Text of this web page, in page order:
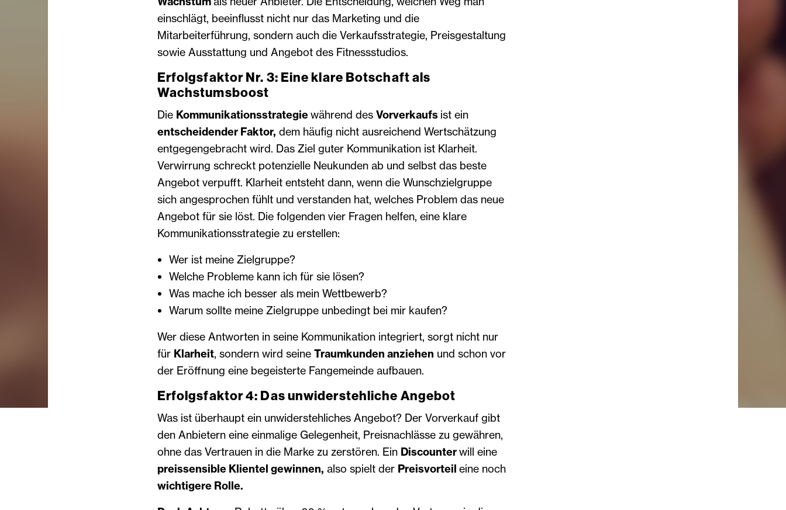
einschlägt, beeinflusst nicht nur das Marketing und die
Mitarbeiterführung, sondern auch die Verkaufsstrategie, Preisgestaltung
sowie Ausstattung und Angebot des Fitnessstudios.
Erfolgsfaktor Nr. 3: Eine klare Botschaft als
Wachstumsboost
Die Kommunikationsstrategiewährend des Vorverkaufs ist ein
entscheidender Faktor, dem häufig nicht ausreichend Wertschätzung
entgegengebracht wird. Das Ziel guter Kommunikation ist Klarheit.
Verwirrung schreckt potenzielle Neukunden ab und selbst das beste
Angebot verpufft. Klarheit entsteht dann, wenn die Wunschzielgruppe
sich angesprochen fühlt und verstanden hat, welches Problem das neue
Angebot für sie löst. Die folgenden vier Fragen helfen, eine klare
Kommunikationsstrategie zu erstellen:
Wer ist meine Zielgruppe?
Welche Probleme kann ich für sie lösen?
Was mache ich besser als mein Wettbewerb?
Warum sollte meine Zielgruppe unbedingt bei mir kaufen?
Wer diese Antworten in seine Kommunikation integriert, sorgt nicht nur
für Klarheit, sondern wird seine Traumkunden anziehen und schon vor
der Eröffnung eine begeisterte Fan­gemeinde aufbauen.
Erfolgsfaktor 4: Das ­unwiderstehliche Angebot
Was ist überhaupt ein unwidersteh­liches Angebot? Der Vorverkauf gibt
den Anbietern eine einmalige Gelegenheit, Preisnachlässe zu gewähren,
ohne das Vertrauen in die Marke zu zerstören. Ein Discounterwill eine
preissensible Klientel gewinnen, also spielt der Preisvorteil eine noch
wichtigere Rolle.